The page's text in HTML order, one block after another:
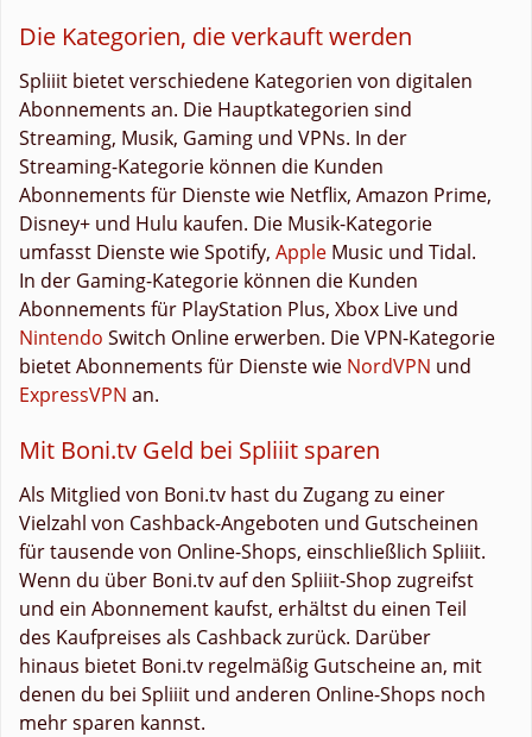
Die Kategorien, die verkauft werden
Spliiit bietet verschiedene Kategorien von digitalen
Abonnements an. Die Hauptkategorien sind
Streaming, Musik, Gaming und VPNs. In der
Streaming-Kategorie können die Kunden
Abonnements für Dienste wie Netflix, Amazon Prime,
Disney+ und Hulu kaufen. Die Musik-Kategorie
umfasst Dienste wie Spotify, Apple Music und Tidal.
In der Gaming-Kategorie können die Kunden
Abonnements für PlayStation Plus, Xbox Live und
Nintendo Switch Online erwerben. Die VPN-Kategorie
bietet Abonnements für Dienste wie NordVPN und
ExpressVPN an.
Mit Boni.tv Geld bei Spliiit sparen
Als Mitglied von Boni.tv hast du Zugang zu einer
Vielzahl von Cashback-Angeboten und Gutscheinen
für tausende von Online-Shops, einschließlich Spliiit.
Wenn du über Boni.tv auf den Spliiit-Shop zugreifst
und ein Abonnement kaufst, erhältst du einen Teil
des Kaufpreises als Cashback zurück. Darüber
hinaus bietet Boni.tv regelmäßig Gutscheine an, mit
denen du bei Spliiit und anderen Online-Shops noch
mehr sparen kannst.